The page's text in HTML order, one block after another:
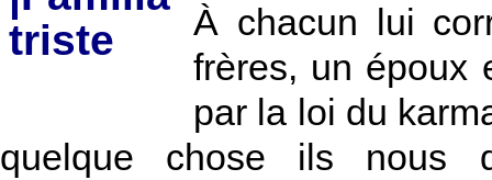
À chacun lui
frères, un époux
par la loi du
quelque chose ils nous